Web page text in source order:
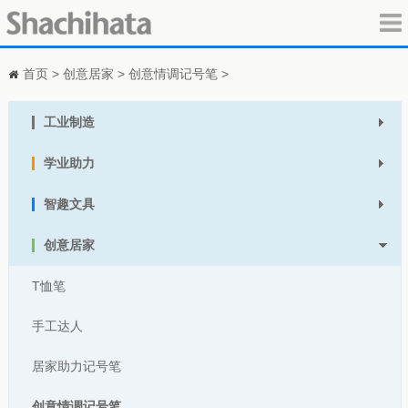
首页> 创意居家 > 创意情调记号笔>
工业制造
学业助力
智趣文具
创意居家
T恤笔
手工达人
居家助力记号笔